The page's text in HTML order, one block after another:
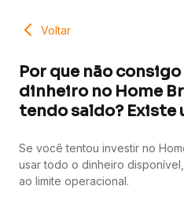
Voltar
Por que não
dinheiro no Home
tendo saldo? Existe
Se você tentou investir no
usar todo o dinheiro
ao limite operacional.